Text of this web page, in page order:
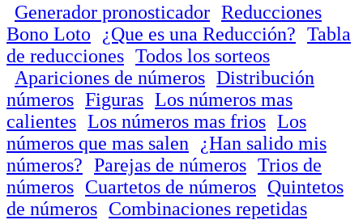
Generador pronosticador Reducciones
Bono Loto
¿Que es una Reducción? Tabla
de reducciones Todos los sorteos
Apariciones de números Distribución
números Figuras Los números mas
calientes Los números mas frios Los
números que mas salen
¿Han salido mis
números? Parejas de números Trios de
números Cuartetos de números Quintetos
de números Combinaciones repetidas